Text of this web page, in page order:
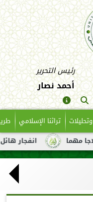
رئيس التحرير
أحمد نصار
تراثنا الإسلامي
انفجار هائل لناقلة